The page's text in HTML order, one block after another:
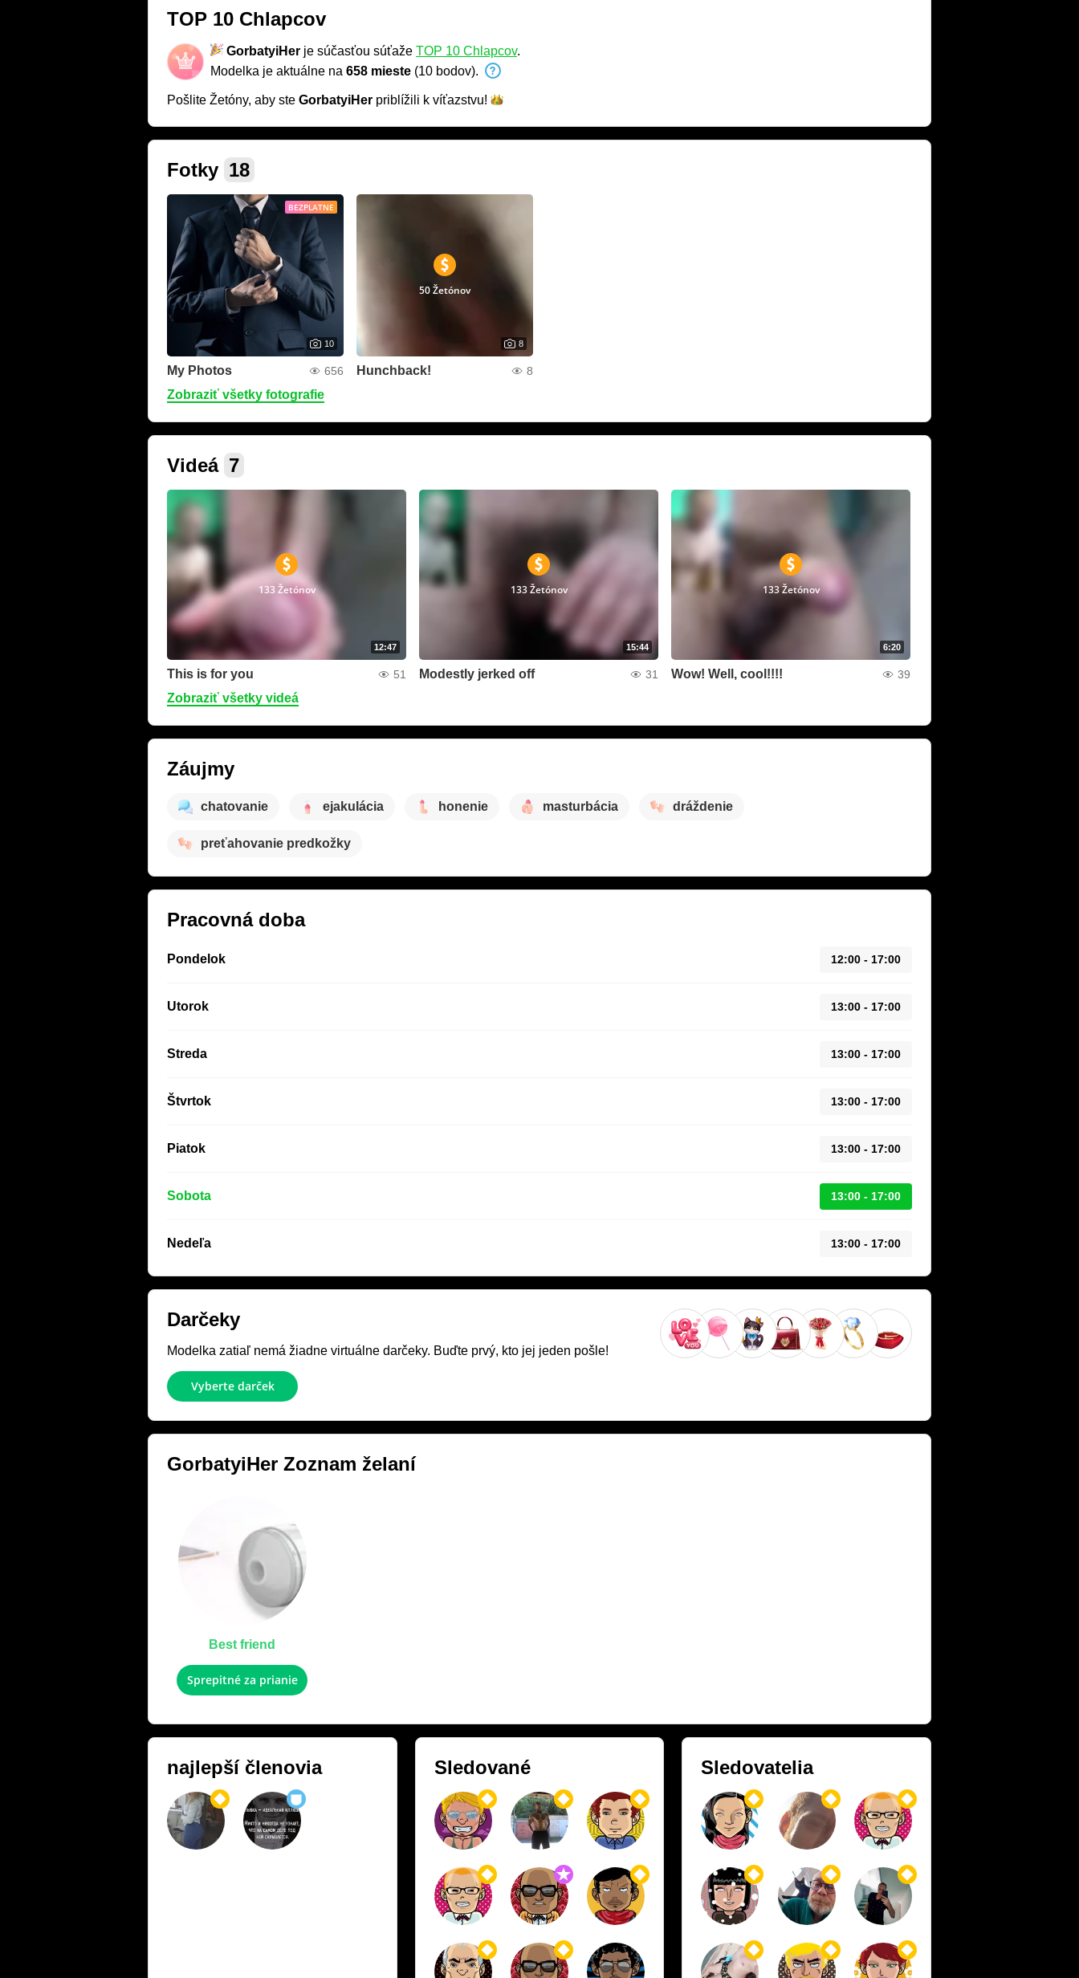
TOP 10 Chlapcov
GorbatyiHer je súčasťou súťaže TOP 10 Chlapcov.
Modelka je aktuálne na 658 mieste (10 bodov).
Pošlite Žetóny, aby ste GorbatyiHer priblížili k víťazstvu!
Fotky 18
BEZPLATNE
10
My Photos 656
50 Žetónov
8
Hunchback! 8
Zobraziť všetky fotografie
Videá 7
12:47
133 Žetónov
This is for you 51
15:44
133 Žetónov
Modestly jerked off 31
6:20
133 Žetónov
Wow! Well, cool!!!! 39
Zobraziť všetky videá
Záujmy
chatovanie ejakulácia honenie masturbácia dráždenie
preťahovanie predkožky
Pracovná doba
Pondelok 12:00 - 17:00
Utorok 13:00 - 17:00
Streda 13:00 - 17:00
Štvrtok 13:00 - 17:00
Piatok 13:00 - 17:00
Sobota 13:00 - 17:00
Nedeľa 13:00 - 17:00
Darčeky
Modelka zatiaľ nemá žiadne virtuálne darčeky. Buďte prvý, kto jej jeden pošle!
Vyberte darček
GorbatyiHer Zoznam želaní
Best friend
Sprepitné za prianie
najlepší členovia Sledované Sledovatelia